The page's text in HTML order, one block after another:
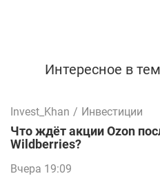
Интересное в
Invest_Khan / Инвестиции
Что ждёт акции Ozon
Wildberries?
Вчера 19:09